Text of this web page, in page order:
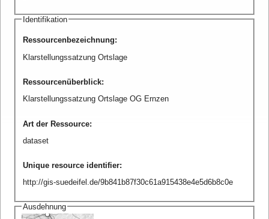
Identifikation
Ressourcenbezeichnung:
Klarstellungssatzung Ortslage
Ressourcenüberblick:
Klarstellungssatzung Ortslage OG Ernzen
Art der Ressource:
dataset
Unique resource identifier:
http://gis-suedeifel.de/9b841b87f30c61a915438e4e5d6b8c0e
Ausdehnung